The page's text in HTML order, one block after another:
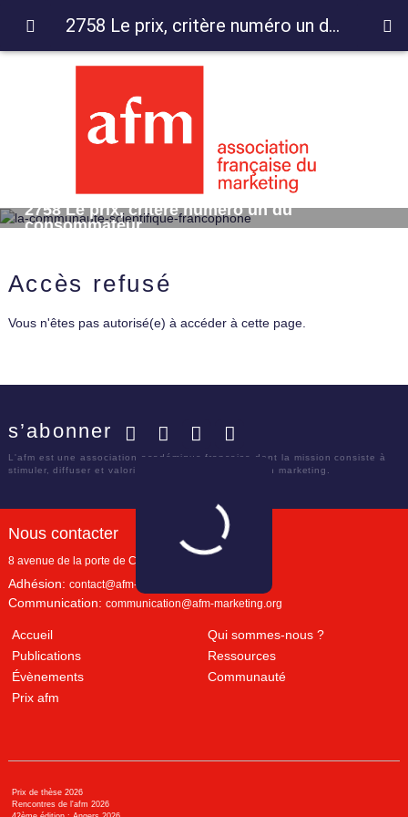
2758 Le prix, critère numéro un du
consommateur
Accès refusé
Vous n'êtes pas autorisé(e) à accéder à cette page.
s’abonner
L'afm est une association académique française dont la mission consiste à
stimuler, diffuser et valoriser le savoir scientifique en marketing.
Nous contacter
8 avenue de la porte de Champerret
Adhésion: contact@afm-marketing.org
Communication: communication@afm-marketing.org
Accueil
Qui sommes-nous ?
Publications
Ressources
Évènements
Communauté
Prix afm
Prix de thèse 2026
Rencontres de l'afm 2026
2758 Le prix, critère numéro un du consommateur